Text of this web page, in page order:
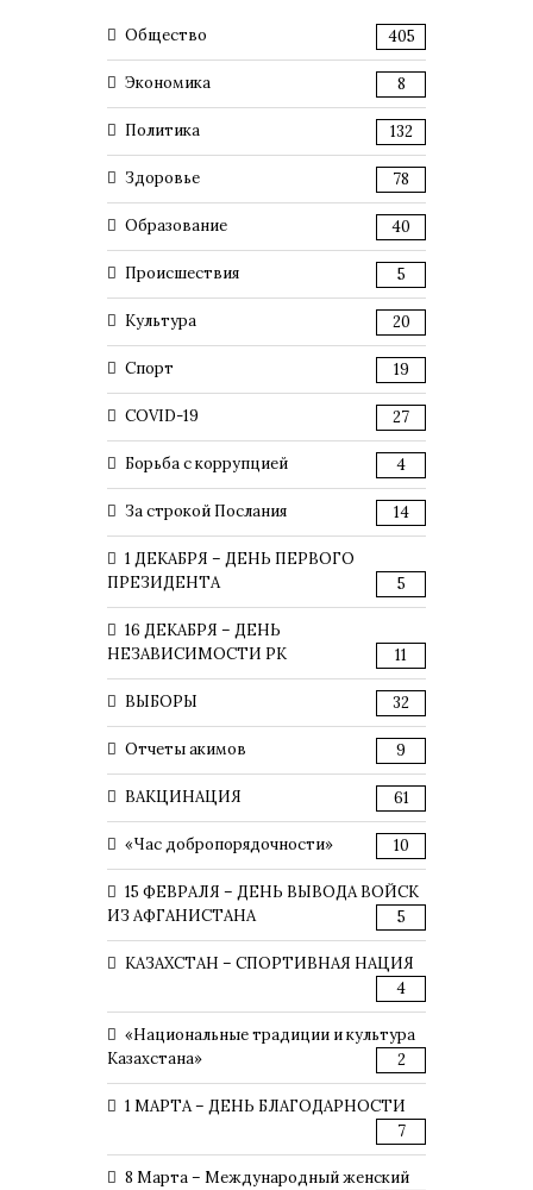
Общество 405
Экономика 8
Политика 132
Здоровье 78
Образование 40
Происшествия 5
Культура 20
Спорт 19
COVID-19 27
Борьба с коррупцией 4
За строкой Послания 14
1 ДЕКАБРЯ – ДЕНЬ ПЕРВОГО
ПРЕЗИДЕНТА
5
16 ДЕКАБРЯ – ДЕНЬ
НЕЗАВИСИМОСТИ РК
11
ВЫБОРЫ 32
Отчеты акимов 9
ВАКЦИНАЦИЯ 61
«Час добропорядочности» 10
15 ФЕВРАЛЯ – ДЕНЬ ВЫВОДА ВОЙСК
ИЗ АФГАНИСТАНА
5
КАЗАХСТАН – СПОРТИВНАЯ НАЦИЯ
4
«Национальные традиции и культура
Казахстана»
2
1 МАРТА – ДЕНЬ БЛАГОДАРНОСТИ
7
8 Марта – Международный женский